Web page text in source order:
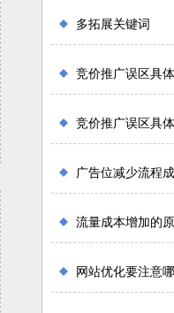
多拓展关键词
竞价推广误区具
竞价推广误区具
广告位减少流程
流量成本增加的
网站优化要注意